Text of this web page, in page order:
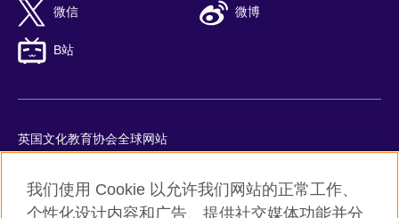
微信 微博
B站
英国文化教育协会全球网站
Cookie
我们使用 Cookie 以允许我们网站的正常工作、
个性化设计内容和广告、提供社交媒体功能并分